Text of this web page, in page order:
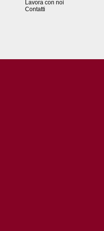
Lavora con noi
Contatti